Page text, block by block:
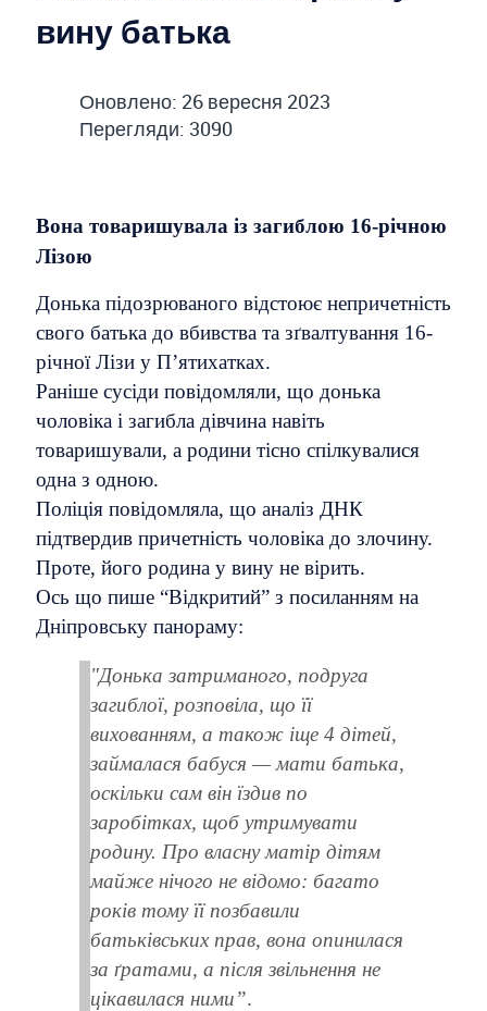
вину батька
Оновлено: 26 вересня 2023
Перегляди: 3090
Вона товаришувала із загиблою 16-річною
Лізою
Донька підозрюваного відстоює непричетність
свого батька до вбивства та зґвалтування 16-
річної Лізи у П’ятихатках.
Раніше сусіди повідомляли, що донька
чоловіка і загибла дівчина навіть
товаришували, а родини тісно спілкувалися
одна з одною.
Поліція повідомляла, що аналіз ДНК
підтвердив причетність чоловіка до злочину.
Проте, його родина у вину не вірить.
Ось що пише “Відкритий” з посиланням на
Дніпровську панораму:
"Донька затриманого, подруга
загиблої, розповіла, що її
вихованням, а також іще 4 дітей,
займалася бабуся — мати батька,
оскільки сам він їздив по
заробітках, щоб утримувати
родину. Про власну матір дітям
майже нічого не відомо: багато
років тому її позбавили
батьківських прав, вона опинилася
за ґратами, а після звільнення не
цікавилася ними”.